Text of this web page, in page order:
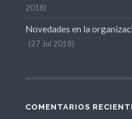
2018
Novedades en la
27 Jul 2018
COMENTARIOS